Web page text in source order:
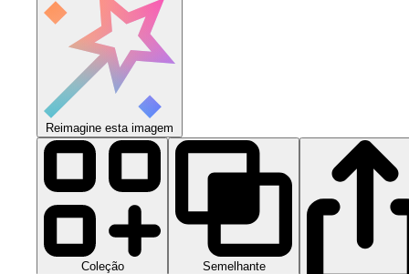
Reimagine esta imagem
Coleção Semelhante